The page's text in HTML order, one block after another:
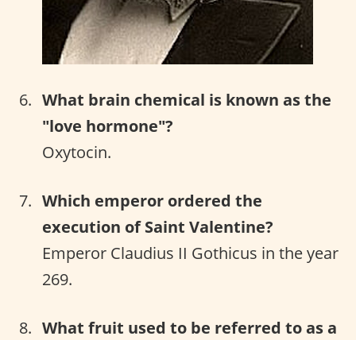
What brain chemical is known as the
"love hormone"?
Oxytocin.
Which emperor ordered the
execution of Saint Valentine?
Emperor Claudius II Gothicus in the year
269.
What fruit used to be referred to as a